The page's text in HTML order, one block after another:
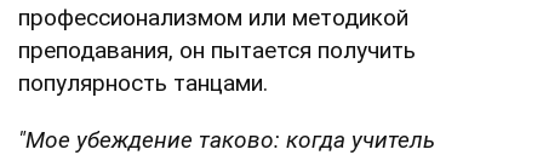
профессионализмом или методикой
преподавания, он пытается получить
популярность танцами.
"Мое убеждение таково: когда учитель